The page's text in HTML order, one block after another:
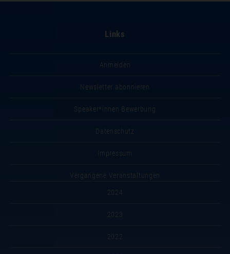
Links
Anmelden
Newsletter abonnieren
Speaker*innen Bewerbung
Datenschutz
Impressum
Vergangene Veranstaltungen
2024
2023
2022